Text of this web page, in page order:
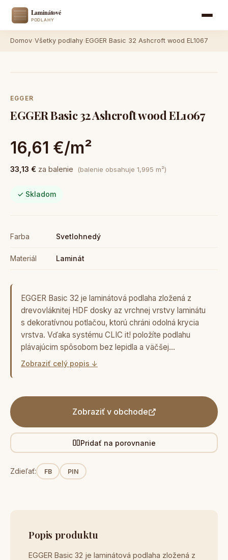
Domov Všetky podlahy EGGER Basic 32 Ashcroft wood EL1067
EGGER
EGGER Basic 32 Ashcroft wood EL1067
16,61 €/m²
33,13 € za balenie (balenie obsahuje 1,995 m²)
✓ Skladom
Farba Svetlohnedý
Materiál Laminát
EGGER Basic 32 je laminátová podlaha zložená z
drevovláknitej HDF dosky az vrchnej vrstvy laminátu
s dekoratívnou potlačou, ktorú chráni odolná krycia
vrstva. Vďaka systému CLIC it! položíte podlahu
plávajúcim spôsobom bez lepidla a väčšej…
Zobraziť celý popis ↓
Zobraziť v obchode
Pridať na porovnanie
Zdieľať: FB PIN
Popis produktu
EGGER Basic 32 je laminátová podlaha zložená z